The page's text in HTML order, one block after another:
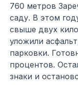
760 метров
саду. В этом
свыше двух
уложили
парковки.
процентов.
знаки и